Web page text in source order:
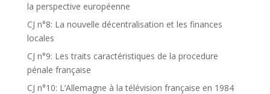
la perspective européenne
CJ n°8: La nouvelle décentralisation et les finances
locales
CJ n°9: Les traits caractéristiques de la procedure
pénale française
CJ n°10: L’Allemagne à la télévision française en 1984